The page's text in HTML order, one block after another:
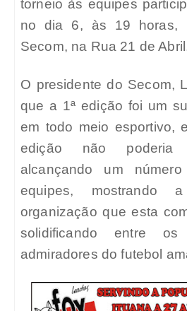
torneio às equipes
no dia 6, às 19 horas,
Secom, na Rua 21 de
O presidente do Secom,
que a 1ª edição foi um
em todo meio esportivo,
edição não poderia
alcançando um
equipes, mostrando
organização que esta
solidificando entre
admiradores do futebol